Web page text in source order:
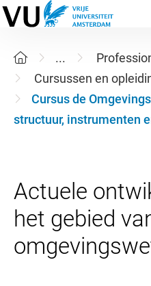
...
Cursussen en
Cursus de
structuur, instrumenten
Actuele
het gebied